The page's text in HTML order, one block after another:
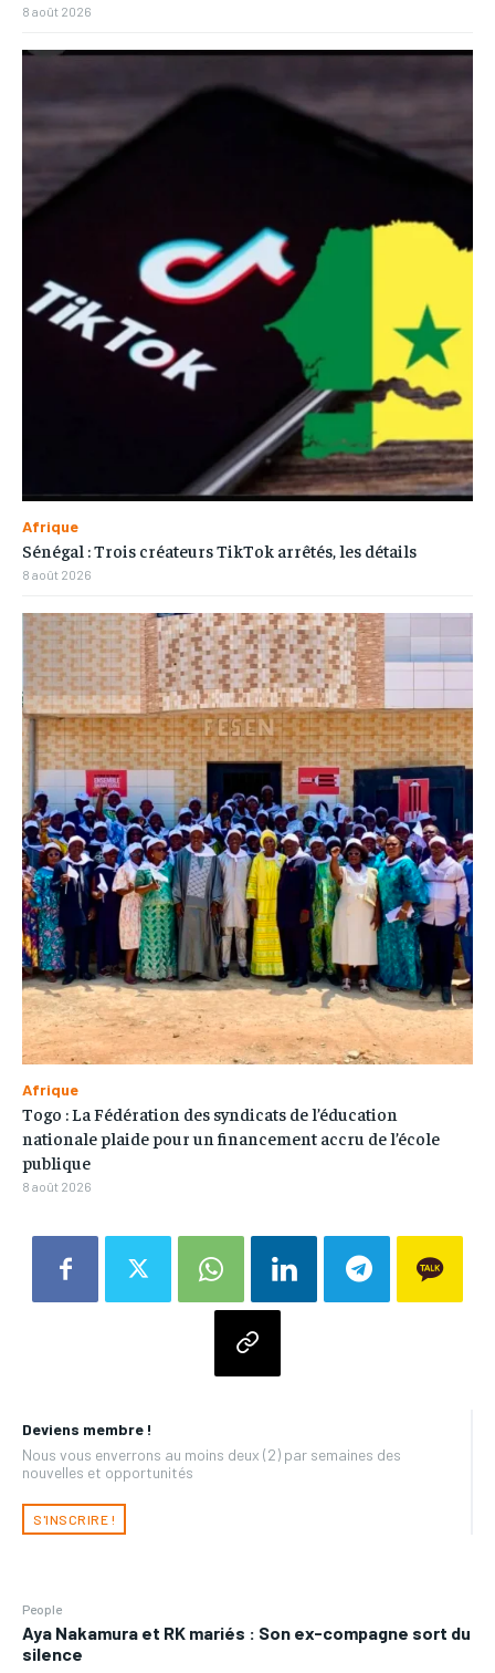
Deviens membre !
Nous vous enverrons au moins deux (2) par semaines des
nouvelles et opportunités
S'INSCRIRE !
People
Aya Nakamura et RK mariés : Son ex-compagne sort du
silence
8 août 2026
Afrique
Sénégal : Trois créateurs TikTok arrêtés, les détails
8 août 2026
Afrique
Togo : La Fédération des syndicats de l’éducation
nationale plaide pour un financement accru de l’école
publique
8 août 2026